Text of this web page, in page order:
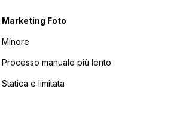
Marketing Foto
Minore
Processo manuale più lento
Statica e limitata